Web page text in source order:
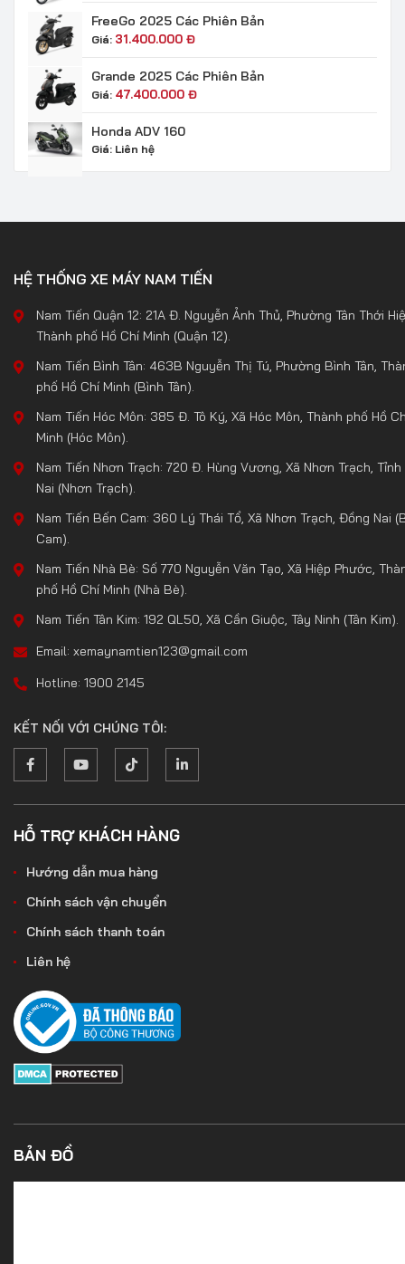
FreeGo 2025 Các Phiên Bản
Giá: 31.400.000 Đ
Grande 2025 Các Phiên Bản
Giá: 47.400.000 Đ
Honda ADV 160
Giá: Liên hệ
HỆ THỐNG XE MÁY NAM TIẾN
Nam Tiến Quận 12: 21A Đ. Nguyễn Ảnh Thủ, Phường Tân Thới
Thành phố Hồ Chí Minh (Quận 12).
Nam Tiến Bình Tân: 463B Nguyễn Thị Tú, Phường Bình Tân,
phố Hồ Chí Minh (Bình Tân).
Nam Tiến Hóc Môn: 385 Đ. Tô Ký, Xã Hóc Môn, Thành phố Hồ
Minh (Hóc Môn).
Nam Tiến Nhơn Trạch: 720 Đ. Hùng Vương, Xã Nhơn Trạch,
Nai (Nhơn Trạch).
Nam Tiến Bến Cam: 360 Lý Thái Tổ, Xã Nhơn Trạch, Đồng Nai
Cam).
Nam Tiến Nhà Bè: Số 770 Nguyễn Văn Tạo, Xã Hiệp Phước,
phố Hồ Chí Minh (Nhà Bè).
Nam Tiến Tân Kim: 192 QL50, Xã Cần Giuộc, Tây Ninh (Tân Kim).
Email: xemaynamtien123@gmail.com
Hotline: 1900 2145
KẾT NỐI VỚI CHÚNG TÔI:
HỖ TRỢ KHÁCH HÀNG
Hướng dẫn mua hàng
Chính sách vận chuyển
Chính sách thanh toán
Liên hệ
BẢN ĐỒ